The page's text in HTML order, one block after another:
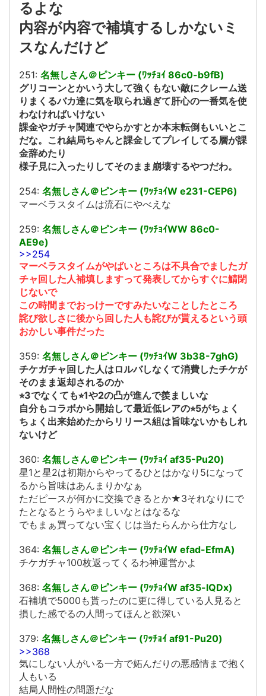
るよな
内容が内容で補填するしかないミ
スなんだけど
251: 名無しさん＠ピンキー (ﾜｯﾁｮｲ 86c0-b9fB)
グリコーンとかいう大して強くもない敵にクレーム送
りまくるバカ達に気を取られ過ぎて肝心の一番気を使
わなければいけない
課金やガチャ関連でやらかすとか本末転倒もいいとこ
だな。これ結局ちゃんと課金してプレイしてる層が課
金辞めたり
様子見に入ったりしてそのまま崩壊するやつだわ。
254: 名無しさん＠ピンキー (ﾜｯﾁｮｲW e231-CEP6)
マーベラスタイムは流石にやべえな
259: 名無しさん＠ピンキー (ﾜｯﾁｮｲWW 86c0-
AE9e)
>>254
マーベラスタイムがやばいところは不具合でましたガ
チャ回した人補填しますって発表してからすぐに鯖閉
じないで
この時間までおっけーですみたいなことしたところ
詫び欲しさに後から回した人も詫びが貰えるという頭
おかしい事件だった
359: 名無しさん＠ピンキー (ﾜｯﾁｮｲW 3b38-7ghG)
チケガチャ回した人はロルバしなくて消費したチケが
そのまま返却されるのか
⭐︎3でなくても⭐︎1や2の凸が進んで羨ましいな
自分もコラボから開始して最近低レアの⭐︎5がちょく
ちょく出来始めたからリリース組は旨味ないかもしれ
ないけど
360: 名無しさん＠ピンキー (ﾜｯﾁｮｲ af35-Pu20)
星1と星2は初期からやってるひとはかなり5になって
るから旨味はあんまりかなぁ
ただピースが何かに交換できるとか★3それなりにで
たとなるとうらやましいなとはなるな
でもまぁ買ってない宝くじは当たらんから仕方なし
364: 名無しさん＠ピンキー (ﾜｯﾁｮｲW efad-EfmA)
チケガチャ100枚返ってくるわ神運営かよ
368: 名無しさん＠ピンキー (ﾜｯﾁｮｲW af35-lQDx)
石補填で5000も貰ったのに更に得している人見ると
損した感でるの人間ってほんと欲深い
379: 名無しさん＠ピンキー (ﾜｯﾁｮｲ af91-Pu20)
>>368
気にしない人がいる一方で妬んだりの悪感情まで抱く
人もいる
結局人間性の問題だな